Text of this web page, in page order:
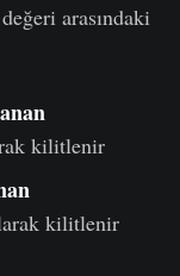
arasındaki
kilitlenir
kilitlenir